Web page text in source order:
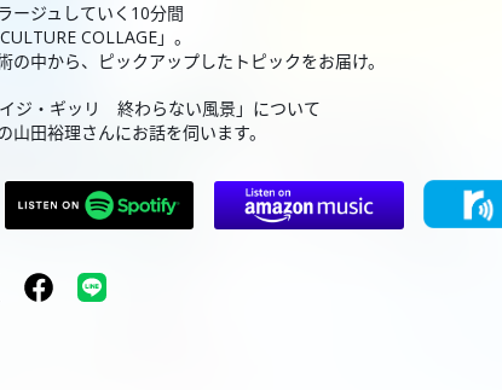
ージュしていく10分間
COLLAGE」。
の中から、ピックアップしたトピックをお届け。
ジ・ギッリ 終わらない風景」について
田裕理さんにお話を伺います。